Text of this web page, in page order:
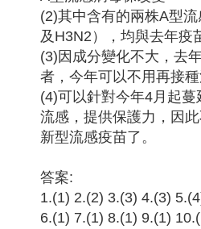
(2)其中含有的兩株A型
及H3N2），均與去年疫
(3)因成分變化不大，去
者，今年可以不用再接
(4)可以針對今年4月起
流感，提供保護力，因
新型流感疫苗了。
答案:
1.(1) 2.(2) 3.(3) 4.(3)
6.(1) 7.(1) 8.(1) 9.(1)